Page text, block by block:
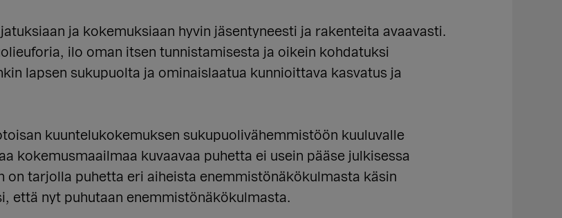
ja kokemuksiaan hyvin jäsentyneesti ja rakenteita avaavasti.
ilo oman itsen tunnistamisesta ja oikein kohdatuksi
lapsen sukupuolta ja ominaislaatua kunnioittava kasvatus ja
kuuntelukokemuksen sukupuolivähemmistöön kuuluvalle
kokemusmaailmaa kuvaavaa puhetta ei usein pääse julkisessa
on tarjolla puhetta eri aiheista enemmistönäkökulmasta käsin
että nyt puhutaan enemmistönäkökulmasta.